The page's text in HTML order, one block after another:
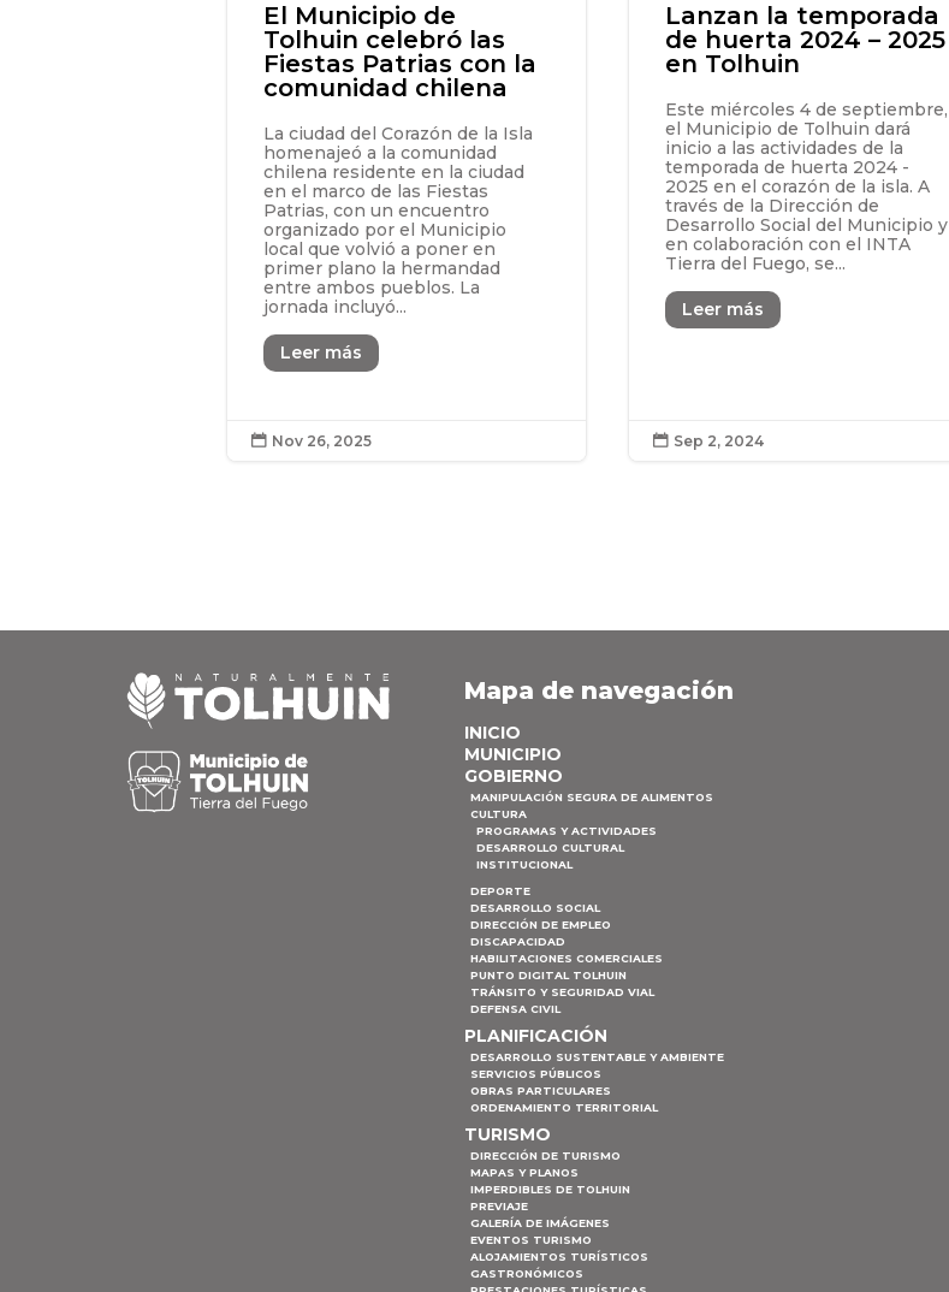
El Municipio de
Tolhuin celebró las
Fiestas Patrias con la
comunidad chilena
La ciudad del Corazón de la Isla
homenajeó a la comunidad
chilena residente en la ciudad
en el marco de las Fiestas
Patrias, con un encuentro
organizado por el Municipio
local que volvió a poner en
primer plano la hermandad
entre ambos pueblos. La
jornada incluyó...
Leer más
 Nov 26, 2025
Lanzan la temporada
de huerta 2024 – 2025
en Tolhuin
Este miércoles 4 de septiembre,
el Municipio de Tolhuin dará
inicio a las actividades de la
temporada de huerta 2024 -
2025 en el corazón de la isla. A
través de la Dirección de
Desarrollo Social del Municipio y
en colaboración con el INTA
Tierra del Fuego, se...
Leer más
 Sep 2, 2024
Mapa de navegación
INICIO
MUNICIPIO
GOBIERNO
MANIPULACIÓN SEGURA DE ALIMENTOS
CULTURA
PROGRAMAS Y ACTIVIDADES
DESARROLLO CULTURAL
INSTITUCIONAL
DEPORTE
DESARROLLO SOCIAL
DIRECCIÓN DE EMPLEO
DISCAPACIDAD
HABILITACIONES COMERCIALES
PUNTO DIGITAL TOLHUIN
TRÁNSITO Y SEGURIDAD VIAL
DEFENSA CIVIL
PLANIFICACIÓN
DESARROLLO SUSTENTABLE Y AMBIENTE
SERVICIOS PÚBLICOS
OBRAS PARTICULARES
ORDENAMIENTO TERRITORIAL
TURISMO
DIRECCIÓN DE TURISMO
MAPAS Y PLANOS
IMPERDIBLES DE TOLHUIN
PREVIAJE
GALERÍA DE IMÁGENES
EVENTOS TURISMO
ALOJAMIENTOS TURÍSTICOS
GASTRONÓMICOS